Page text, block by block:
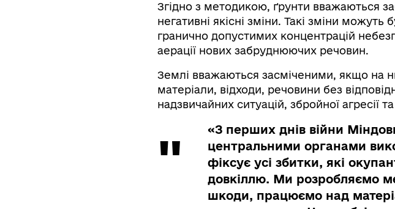
Згідно з методикою, ґрунти вважаються
негативні якісні зміни. Такі зміни
гранично допустимих концентрацій
аерації нових забруднюючих речовин.
Землі вважаються засміченими, якщо на
матеріали, відходи, речовини без
надзвичайних ситуацій, збройної агресії
«З перших днів війни
центральними органами
фіксує усі збитки, які
довкіллю. Ми розробляємо
шкоди, працюємо над